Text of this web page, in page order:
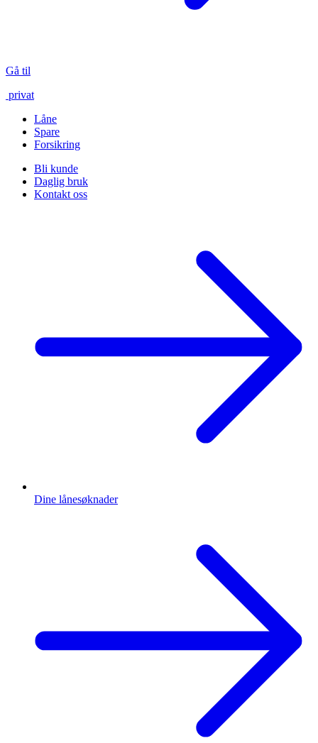
Gå til
privat
Låne
Spare
Forsikring
Bli kunde
Daglig bruk
Kontakt oss
Dine lånesøknader